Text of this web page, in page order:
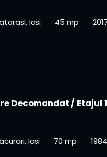
Iasi 45 mp
Decomandat / Etajul
Iasi 70 mp 1984